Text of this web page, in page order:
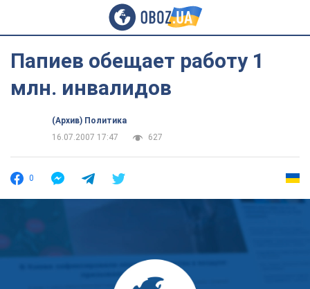
Папиев обещает работу 1
млн. инвалидов
(Архив) Политика
16.07.2007 17:47
627
0